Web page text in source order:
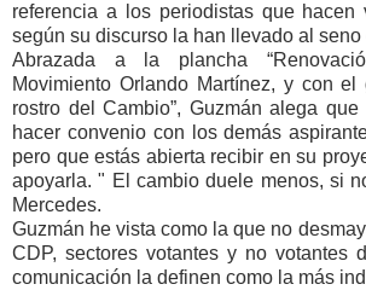
referencia a los periodistas que
según su discurso la han llevado al seno
Abrazada a la plancha
Movimiento Orlando Martínez, y con el
rostro del Cambio”, Guzmán alega
hacer convenio con los demás
pero que estás abierta recibir en su
apoyarla. " El cambio duele menos, si
Mercedes.
Guzmán he vista como la que no
CDP, sectores votantes y no votantes
comunicación la definen como la más